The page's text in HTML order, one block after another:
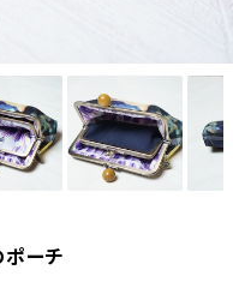
ポーチ